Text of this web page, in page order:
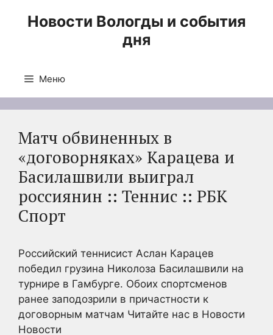
Новости Вологды и события
дня
Меню
Матч обвиненных в
«договорняках» Карацева и
Басилашвили выиграл
россиянин :: Теннис :: РБК
Спорт
Российский теннисист Аслан Карацев
победил грузина Николоза Басилашвили на
турнире в Гамбурге. Обоих спортсменов
ранее заподозрили в причастности к
договорным матчам Читайте нас в Новости
Новости